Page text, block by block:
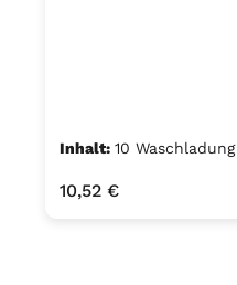
Inhalt: 10 Waschladung
Regulärer Preis:
10,52 €